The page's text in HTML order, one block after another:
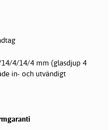
14/4/14/4 mm (glasdjup 4
in- och utvändigt